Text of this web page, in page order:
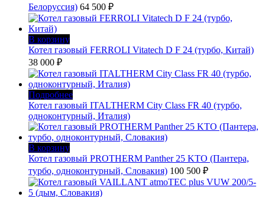
Белоруссия) 64 500 ₽
В корзину
Котел газовый FERROLI Vitatech D F 24 (турбо, Китай)
38 000 ₽
Подробнее
Котел газовый ITALTHERM City Class FR 40 (турбо,
одноконтурный, Италия)
В корзину
Котел газовый PROTHERM Panther 25 KTO (Пантера,
турбо, одноконтурный, Словакия) 100 500 ₽